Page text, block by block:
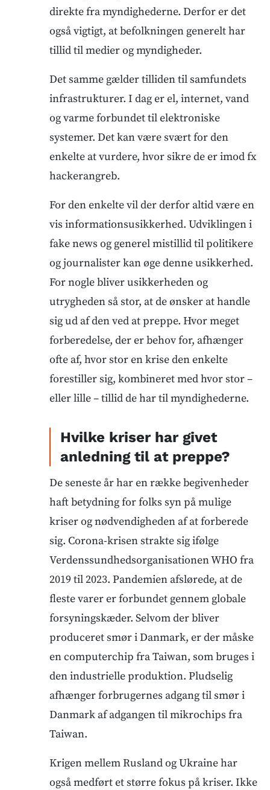
direkte fra myndighederne. Derfor er det
også vigtigt, at befolkningen generelt har
tillid til medier og myndigheder.
Det samme gælder tilliden til samfundets
infrastrukturer. I dag er el, internet, vand
og varme forbundet til elektroniske
systemer. Det kan være svært for den
enkelte at vurdere, hvor sikre de er imod fx
hackerangreb.
For den enkelte vil der derfor altid være en
vis informationsusikkerhed. Udviklingen i
fake news og generel mistillid til politikere
og journalister kan øge denne usikkerhed.
For nogle bliver usikkerheden og
utrygheden så stor, at de ønsker at handle
sig ud af den ved at preppe. Hvor meget
forberedelse, der er behov for, afhænger
ofte af, hvor stor en krise den enkelte
forestiller sig, kombineret med hvor stor –
eller lille – tillid de har til myndighederne.
Hvilke kriser har givet
anledning til at preppe?
De seneste år har en række begivenheder
haft betydning for folks syn på mulige
kriser og nødvendigheden af at forberede
sig. Corona-krisen strakte sig ifølge
Verdenssundhedsorganisationen WHO fra
2019 til 2023. Pandemien afslørede, at de
fleste varer er forbundet gennem globale
forsyningskæder. Selvom der bliver
produceret smør i Danmark, er der måske
en computerchip fra Taiwan, som bruges i
den industrielle produktion. Pludselig
afhænger forbrugernes adgang til smør i
Danmark af adgangen til mikrochips fra
Taiwan.
Krigen mellem Rusland og Ukraine har
også medført et større fokus på kriser. Ikke